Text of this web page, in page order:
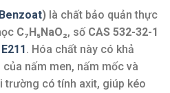
) là chất bảo quản thực
C₇H₅NaO₂, số CAS 532-32-1
E211. Hóa chất này có khả
nấm men, nấm mốc và
trường có tính axit, giúp kéo